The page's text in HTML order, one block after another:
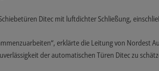
Ditec mit luftdichter Schließung,
erklärte die Leitung von
der automatischen Türen Ditec zu